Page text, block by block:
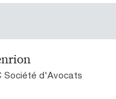
Société d'Avocats